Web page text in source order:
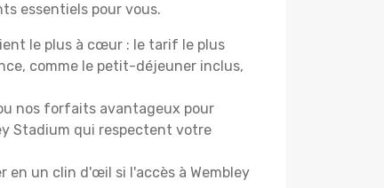
essentiels pour vous.
le plus à cœur : le tarif le plus
comme le petit-déjeuner inclus,
nos forfaits avantageux pour
Stadium qui respectent votre
un clin d'œil si l'accès à Wembley